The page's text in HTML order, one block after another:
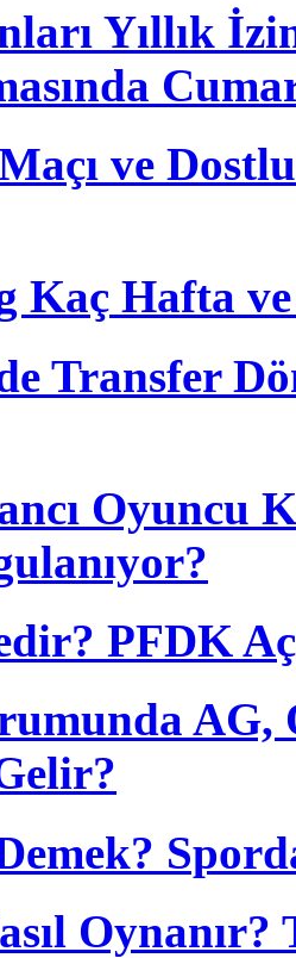
Yıllık
ve
Kaç Hafta
Transfer
Oyuncu
PFDK
AG,